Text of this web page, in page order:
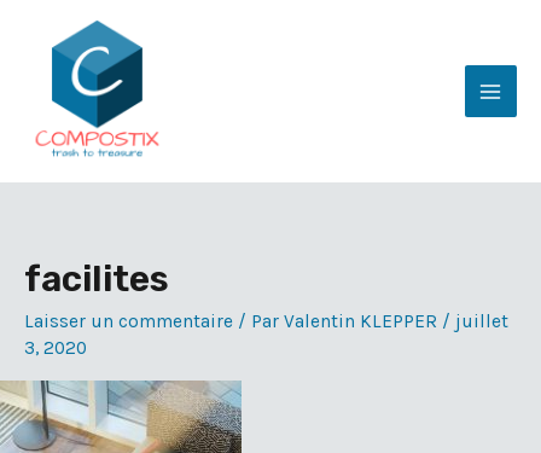
facilites
Laisser un commentaire / Par Valentin KLEPPER / juillet
3, 2020